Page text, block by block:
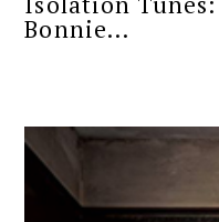
Bonnie...